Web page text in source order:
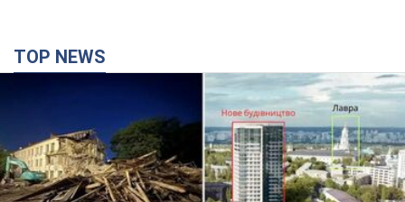
"монстром"? Почему киевские власти
отказались остановить строительство
небоскреба "московского верующего"
Какая реакция Кличко на петицию по отмене строительства
час назад 3,6 т.
Российская армия совершила массированную